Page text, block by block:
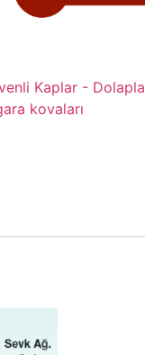
Kaplar -
kovaları